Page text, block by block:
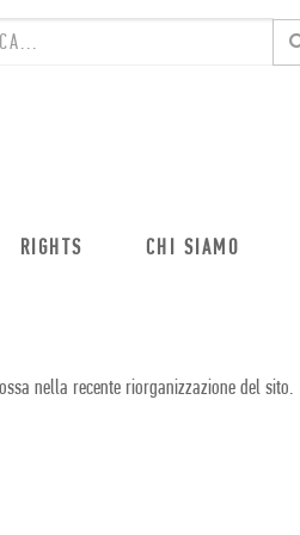
RIGHTS CHI SIAMO
nella recente riorganizzazione del sito.